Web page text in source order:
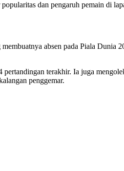
dan pengaruh pemain di
absen pada Piala
terakhir. Ia juga
penggemar.